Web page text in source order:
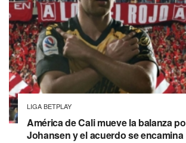
LIGA BETPLAY
América de Cali mueve la balanza
Johansen y el acuerdo se encamina